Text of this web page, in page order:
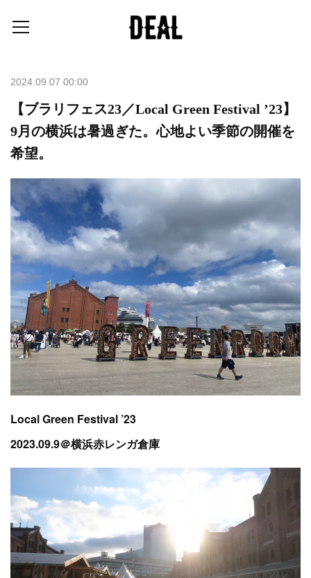
2024.09.07 00:00
【ブラリフェス23／Local Green Festival ’23】
9月の横浜は暑過ぎた。心地よい季節の開催を
希望。
Local Green Festival ’23
2023.09.9＠横浜赤レンガ倉庫